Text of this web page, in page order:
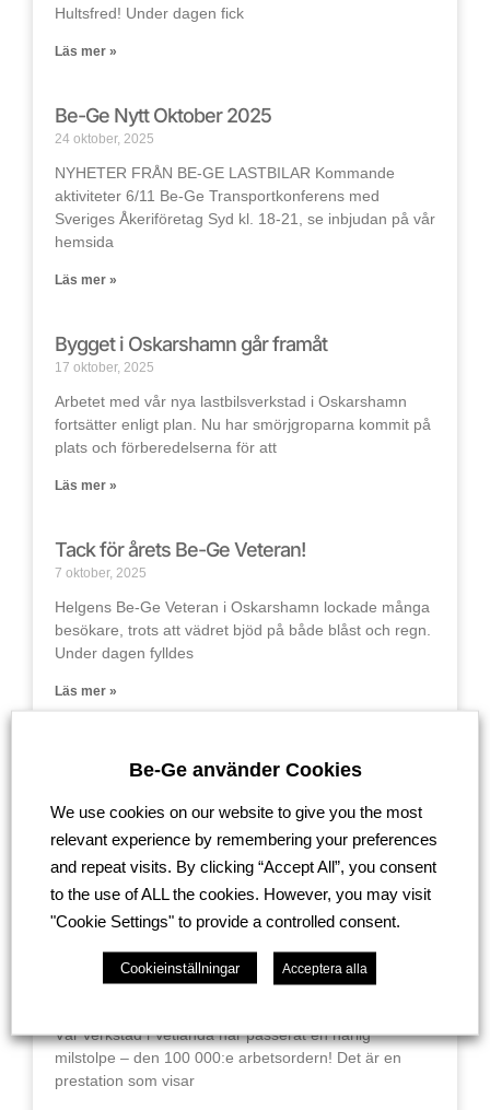
Hultsfred! Under dagen fick
Läs mer »
Be-Ge Nytt Oktober 2025
24 oktober, 2025
NYHETER FRÅN BE-GE LASTBILAR Kommande
aktiviteter 6/11 Be-Ge Transportkonferens med
Sveriges Åkeriföretag Syd kl. 18-21, se inbjudan på vår
hemsida
Läs mer »
Bygget i Oskarshamn går framåt
17 oktober, 2025
Arbetet med vår nya lastbilsverkstad i Oskarshamn
fortsätter enligt plan. Nu har smörjgroparna kommit på
plats och förberedelserna för att
Läs mer »
Tack för årets Be-Ge Veteran!
7 oktober, 2025
Helgens Be-Ge Veteran i Oskarshamn lockade många
besökare, trots att vädret bjöd på både blåst och regn.
Under dagen fylldes
Läs mer »
lastbilsverkstaden i Oskarshamn
Vår nya verkstad i Oskarshamn tar form! Bygget av vår
Läs mer »
Milstolpe för Vetlandaverkstaden – 100 000
arbetsordrar!
Vår verkstad i Vetlanda har passerat en härlig
milstolpe – den 100 000:e arbetsordern! Det är en
prestation som visar
Be-Ge använder Cookies
We use cookies on our website to give you the most
relevant experience by remembering your preferences
and repeat visits. By clicking “Accept All”, you consent
to the use of ALL the cookies. However, you may visit
"Cookie Settings" to provide a controlled consent.
Cookieinställningar Acceptera alla